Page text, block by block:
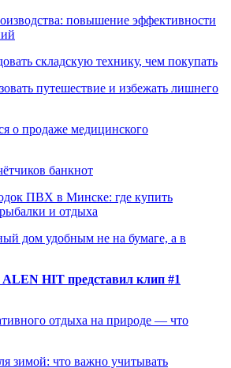
повышение эффективности
складскую технику, чем покупать
путешествие и избежать лишнего
о продаже медицинского
банкнот
ПВХ в Минске: где купить
и отдыха
дом удобным не на бумаге, а в
ALEN HIT представил клип #1
отдыха на природе — что
зимой: что важно учитывать